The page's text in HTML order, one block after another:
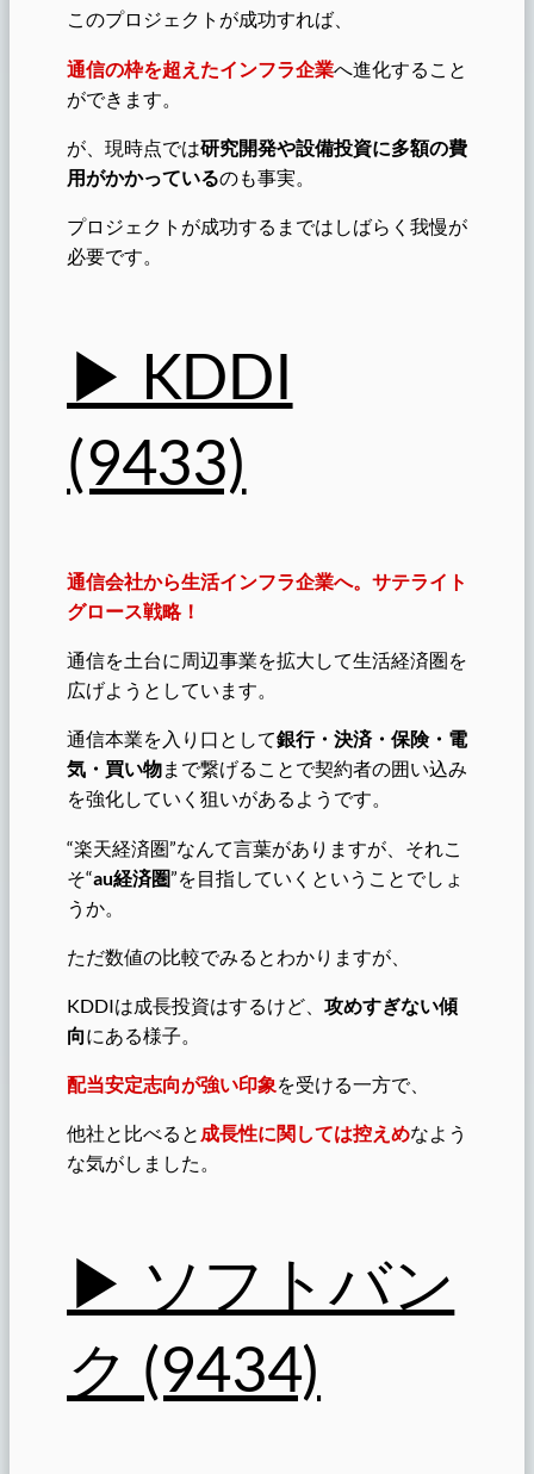
このプロジェクトが成功すれば、
通信の枠を超えたインフラ企業へ進化すること
ができます。
が、現時点では研究開発や設備投資に多額の費
用がかかっているのも事実。
プロジェクトが成功するまではしばらく我慢が
必要です。
▶︎ KDDI
(9433)
通信会社から生活インフラ企業へ。サテライト
グロース戦略！
通信を土台に周辺事業を拡大して生活経済圏を
広げようとしています。
通信本業を入り口として銀行・決済・保険・電
気・買い物まで繋げることで契約者の囲い込み
を強化していく狙いがあるようです。
“楽天経済圏”なんて言葉がありますが、それこ
そ“au経済圏”を目指していくということでしょ
うか。
ただ数値の比較でみるとわかりますが、
KDDIは成長投資はするけど、 攻めすぎない傾
向にある様子。
配当安定志向が強い印象を受ける一方で、
他社と比べると 成長性に関しては控えめなよう
な気がしました。
▶︎ ソフトバン
ク (9434)